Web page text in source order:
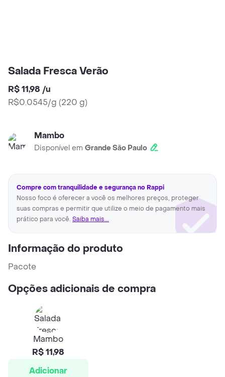
Salada Fresca Verão
R$ 11,98 /u
R$0.0545/g (220 g)
Mambo
Disponível em Grande São Paulo
Compre com tranquilidade e segurança no Rappi
Nosso foco é oferecer a você os melhores preços, proteger
suas compras e permitir que utilize o meio de pagamento mais
prático para você. Saiba mais...
Informação do produto
Pacote
Opções adicionais de compra
Mambo
R$ 11,98
Adicionar